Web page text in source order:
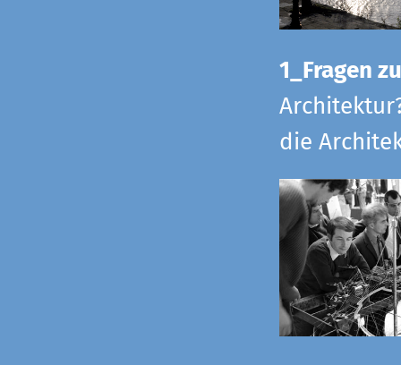
1_Fragen
die